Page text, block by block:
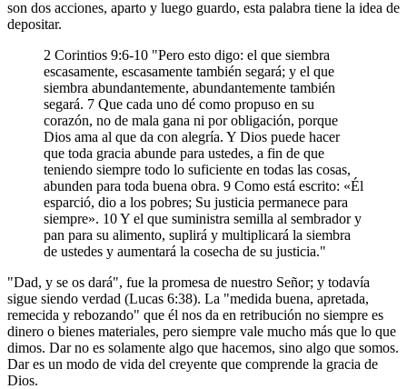
son dos acciones, aparto y luego guardo, esta palabra tiene la idea de
depositar.
2 Corintios 9:6-10 "Pero esto digo: el que siembra
escasamente, escasamente también segará; y el que
siembra abundantemente, abundantemente también
segará. 7 Que cada uno dé como propuso en su
corazón, no de mala gana ni por obligación, porque
Dios ama al que da con alegría. Y Dios puede hacer
que toda gracia abunde para ustedes, a fin de que
teniendo siempre todo lo suficiente en todas las cosas,
abunden para toda buena obra. 9 Como está escrito: «Él
esparció, dio a los pobres; Su justicia permanece para
siempre». 10 Y el que suministra semilla al sembrador y
pan para su alimento, suplirá y multiplicará la siembra
de ustedes y aumentará la cosecha de su justicia."
"Dad, y se os dará", fue la promesa de nuestro Señor; y todavía
sigue siendo verdad (Lucas 6:38). La "medida buena, apretada,
remecida y rebozando" que él nos da en retribución no siempre es
dinero o bienes materiales, pero siempre vale mucho más que lo que
dimos. Dar no es solamente algo que hacemos, sino algo que somos.
Dar es un modo de vida del creyente que comprende la gracia de
Dios.